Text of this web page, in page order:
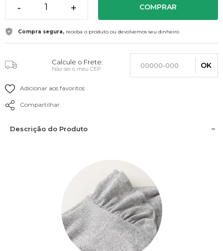
- + COMPRAR
Compra segura, receba o produto ou devolvemos seu dinheiro
Calcule o Frete:
Não sei o meu CEP OK
Adicionar aos favoritos
Compartilhar
Descrição do Produto